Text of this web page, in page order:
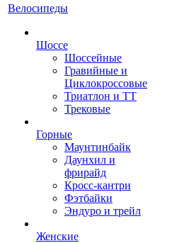
Велосипеды
Шоссе
Шоссейные
Гравийные и
Циклокроссовые
Триатлон и ТТ
Трековые
Горные
Маунтинбайк
Даунхил и
фрирайд
Кросс-кантри
Фэтбайки
Эндуро и трейл
Женские